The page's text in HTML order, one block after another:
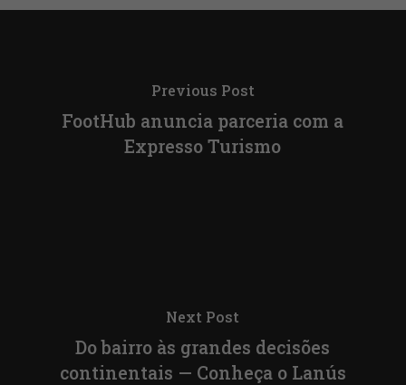
Previous Post
FootHub anuncia parceria com a
Expresso Turismo
Next Post
Do bairro às grandes decisões
continentais — Conheça o Lanús